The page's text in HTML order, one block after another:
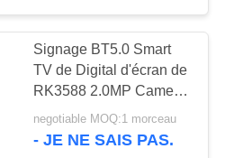
intelligent
16
Signage BT5.0 Smart
TV de Digital d'écran de
RK3588 2.0MP Camera
Incell Touch
negotiable MOQ:1 morceau
- JE NE SAIS PAS.